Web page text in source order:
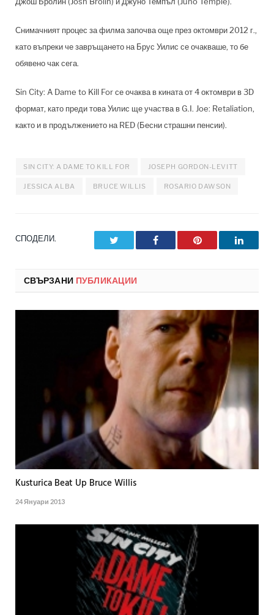
Снимачният процес за филма започва още през октомври 2012 г.,
като въпреки че завръщането на Брус Уилис се очакваше, то бе
обявено чак сега.
Sin City: A Dame to Kill For се очаква в кината от 4 октомври в 3D
формат, като преди това Уилис ще участва в G.I. Joe: Retaliation,
както и в продължението на RED (Бесни страшни пенсии).
SIN CITY: A DAME TO KILL FOR JOSEPH GORDON-LEVITT
JESSICA ALBA BRUCE WILLIS ROSARIO DAWSON
СПОДЕЛИ. Facebook Pinterest
СВЪРЗАНИ ПУБЛИКАЦИИ
Kusturica Beat Up Bruce Willis
24 Януари 2013